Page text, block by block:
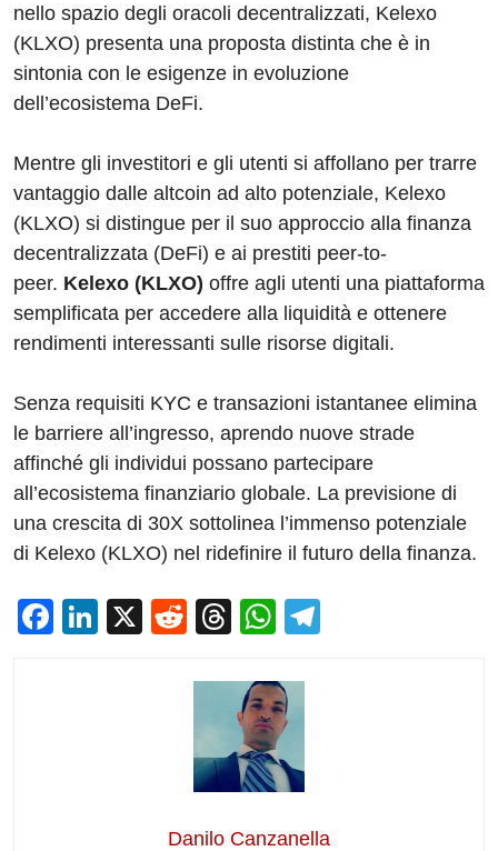
nello spazio degli oracoli decentralizzati, Kelexo
(KLXO) presenta una proposta distinta che è in
sintonia con le esigenze in evoluzione
dell’ecosistema DeFi.
Mentre gli investitori e gli utenti si affollano per trarre
vantaggio dalle altcoin ad alto potenziale, Kelexo
(KLXO) si distingue per il suo approccio alla finanza
decentralizzata (DeFi) e ai prestiti peer-to-
peer. Kelexo (KLXO) offre agli utenti una piattaforma
semplificata per accedere alla liquidità e ottenere
rendimenti interessanti sulle risorse digitali.
Senza requisiti KYC e transazioni istantanee elimina
le barriere all’ingresso, aprendo nuove strade
affinché gli individui possano partecipare
all’ecosistema finanziario globale. La previsione di
una crescita di 30X sottolinea l’immenso potenziale
di Kelexo (KLXO) nel ridefinire il futuro della finanza.
F
Li
X
R
d
di
t
T
e
a
d
s
W
at
s
A
p
p
Danilo Canzanella